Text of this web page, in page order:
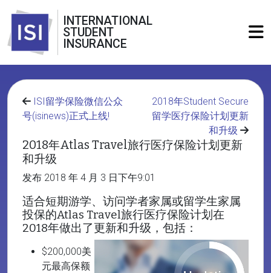
INTERNATIONAL
STUDENT
INSURANCE
ISI留学保险微信公众
号(isinews)正式上线!
2018年Student Secure
留学医疗保险计划更新
和升级
2018年Atlas Travel旅行医疗保险计划更新
和升级
发布 2018 年 4 月 3 日下午9:01
适合短期游学、访问学者家属或留学生家属
投保的Atlas Travel旅行医疗保险计划在
2018年做出了更新和升级，包括：
$200,000美
元最高保额